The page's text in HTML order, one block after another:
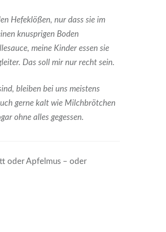
Hefeklößen, nur dass sie im
knusprigen Boden
meine Kinder essen sie
Das soll mir nur recht sein.
bleiben bei uns meistens
gerne kaltwie Milchbrötchen
ohne alles gegessen.
oder Apfelmus – oder